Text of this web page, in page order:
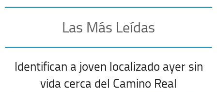
Las Más Leídas
Identifican a joven localizado ayer sin
vida cerca del Camino Real